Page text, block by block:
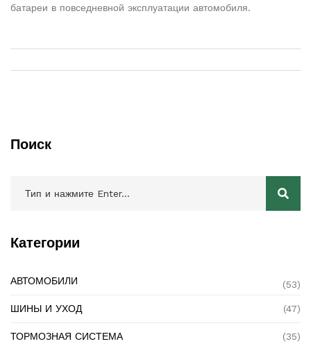
батареи в повседневной эксплуатации автомобиля.
Поиск
Категории
АВТОМОБИЛИ (53)
ШИНЫ И УХОД (47)
ТОРМОЗНАЯ СИСТЕМА (35)